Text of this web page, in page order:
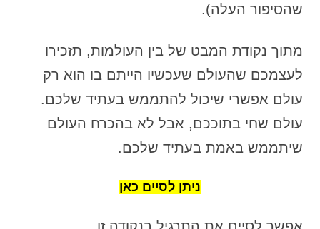
שהסיפור העלה).
מתוך נקודת המבט של בין העולמות, תזכירו
לעצמכם שהעולם שעכשיו הייתם בו הוא רק
עולם אפשרי שיכול להתממש בעתיד שלכם.
עולם שחי בתוככם, אבל לא בהכרח העולם
שיתממש באמת בעתיד שלכם.
ניתן לסיים כאן